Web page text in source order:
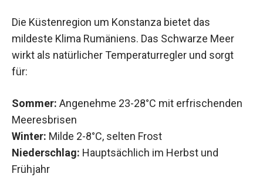
Die Küstenregion um Konstanza bietet das
mildeste Klima Rumäniens. Das Schwarze Meer
wirkt als natürlicher Temperaturregler und sorgt
für:
Sommer: Angenehme 23-28°C mit erfrischenden
Meeresbrisen
Winter: Milde 2-8°C, selten Frost
Niederschlag: Hauptsächlich im Herbst und
Frühjahr